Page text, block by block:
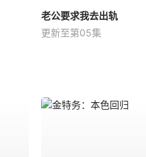
老公要求我去出轨
更新至第05集